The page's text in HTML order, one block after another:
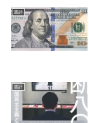
書評
書評